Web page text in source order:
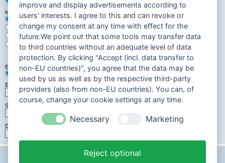
Innerhalb suchen:
Betreff und Text der Beiträge
Nur im Text der Beiträge
Nur im Betreff der Themen
Nur im ersten Beitrag der Themen
Ergebnisse anzeigen als:
Beiträge
Themen
Ergebnisse sortieren nach:
Aufsteigend
Absteigend
Suchzeitraum begrenzen:
Die ersten:
improve and display advertisements according to
users' interests. I agree to this and can revoke or
change my consent at any time with effect for the
future.We point out that some tools may transfer data
to third countries without an adequate level of data
protection. By clicking "Accept (incl. data transfer to
non-EU countries)", you agree that the data may be
used by us as well as by the respective third-party
providers (also from non-EU countries). You can, of
course, change your cookie settings at any time.
Necessary Marketing
Reject optional